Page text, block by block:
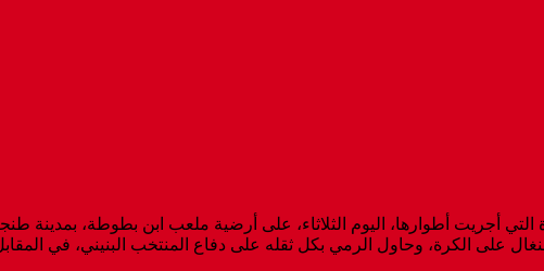
التي أجريت أطوارها، اليوم الثلاثاء، على أرضية ملعب ابن بطوطة،